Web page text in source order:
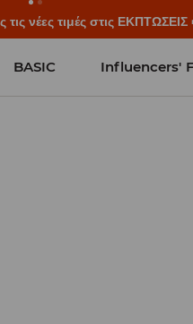
νέες τιμές στις
BASIC Influencers'